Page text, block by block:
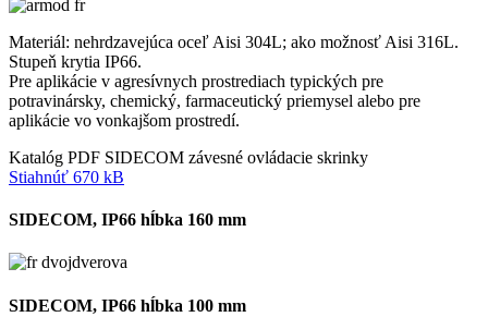
Materiál: nehrdzavejúca oceľ Aisi 304L; ako možnosť Aisi 316L.
Stupeň krytia IP66.
Pre aplikácie v agresívnych prostrediach typických pre
potravinársky, chemický, farmaceutický priemysel alebo pre
aplikácie vo vonkajšom prostredí.
Katalóg PDF SIDECOM závesné ovládacie skrinky
Stiahnúť 670 kB
SIDECOM, IP66 hĺbka 160 mm
SIDECOM, IP66 hĺbka 100 mm